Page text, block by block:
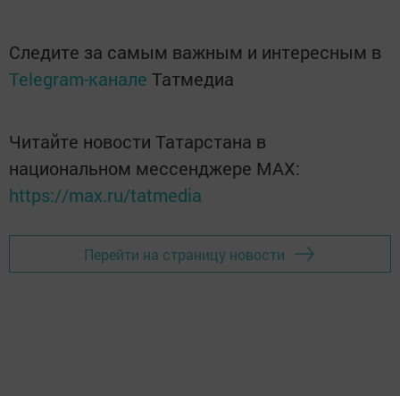
Следите за самым важным и интересным в
Telegram-канале Татмедиа
Читайте новости Татарстана в
национальном мессенджере MАХ:
https://max.ru/tatmedia
Перейти на страницу новости